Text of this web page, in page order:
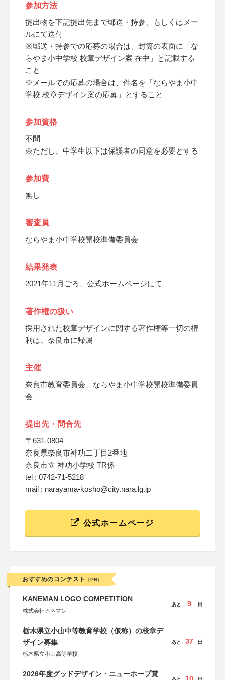
参加方法
提出物を下記提出先まで郵送・持参、もしくはメー
ルにて送付
※郵送・持参での応募の場合は、封筒の表面に「な
らやま小中学校 校章デザイン案 在中」と記載する
こと
※メールでの応募の場合は、件名を「ならやま小中
学校 校章デザイン案の応募」とすること
参加資格
不問
※ただし、中学生以下は保護者の同意を必要とする
参加費
無し
審査員
ならやま小中学校開校準備委員会
結果発表
2021年11月ごろ、公式ホームページにて
著作権の扱い
採用された校章デザインに関する著作権等一切の権
利は、奈良市に帰属
主催
奈良市教育委員会、ならやま小中学校開校準備委員
会
提出先・問合先
〒631-0804
奈良県奈良市神功二丁目2番地
奈良市立 神功小学校 TR係
tel : 0742-71-5218
mail : narayama-kosho@city.nara.lg.jp
公式ホームページ
おすすめのコンテスト [PR]
KANEMAN LOGO COMPETITION
株式会社カネマン
あと 9 日
栃木県立小山中等教育学校（仮称）の校章デ
ザイン募集
栃木県立小山高等学校
あと 37 日
2026年度グッドデザイン・ニューホープ賞